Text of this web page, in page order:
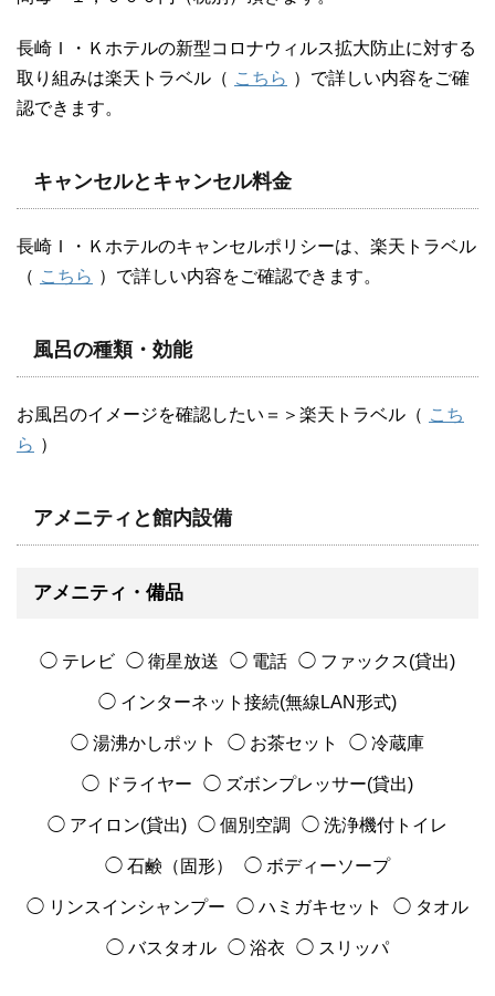
長崎Ｉ・Ｋホテルの新型コロナウィルス拡大防止に対する
取り組みは楽天トラベル（ こちら ）で詳しい内容をご確
認できます。
キャンセルとキャンセル料金
長崎Ｉ・Ｋホテルのキャンセルポリシーは、楽天トラベル
（ こちら ）で詳しい内容をご確認できます。
風呂の種類・効能
お風呂のイメージを確認したい＝＞楽天トラベル（ こち
ら ）
アメニティと館内設備
アメニティ・備品
◯ テレビ ◯ 衛星放送 ◯ 電話 ◯ ファックス(貸出)
◯ インターネット接続(無線LAN形式)
◯ 湯沸かしポット ◯ お茶セット ◯ 冷蔵庫
◯ ドライヤー ◯ ズボンプレッサー(貸出)
◯ アイロン(貸出) ◯ 個別空調 ◯ 洗浄機付トイレ
◯ 石鹸（固形） ◯ ボディーソープ
◯ リンスインシャンプー ◯ ハミガキセット ◯ タオル
◯ バスタオル ◯ 浴衣 ◯ スリッパ